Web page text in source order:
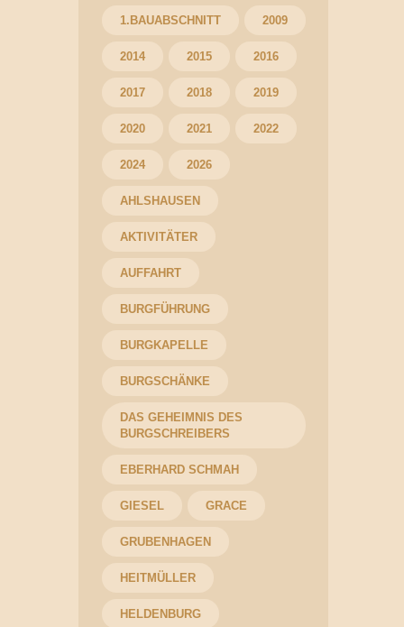
1.BAUABSCHNITT 2009
2014 2015 2016
2017 2018 2019
2020 2021 2022
2024 2026
AHLSHAUSEN
AKTIVITÄTER
AUFFAHRT
BURGFÜHRUNG
BURGKAPELLE
BURGSCHÄNKE
DAS GEHEIMNIS DES
BURGSCHREIBERS
EBERHARD SCHMAH
GIESEL GRACE
GRUBENHAGEN
HEITMÜLLER
HELDENBURG